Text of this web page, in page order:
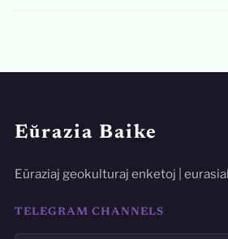
Eŭrazia Baike
Eŭraziaj geokulturaj enketoj |
TELEGRAM CHANNELS